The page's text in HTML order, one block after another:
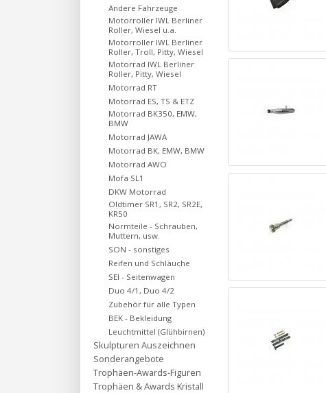
Andere Fahrzeuge
Motorroller IWL Berliner
Roller, Wiesel u.a.
Motorroller IWL Berliner
Roller, Troll, Pitty, Wiesel
Motorrad IWL Berliner
Roller, Pitty, Wiesel
Motorrad RT
Motorrad ES, TS & ETZ
Motorrad BK350, EMW,
BMW
Motorrad JAWA
Motorrad BK, EMW, BMW
Motorrad AWO
Mofa SL1
DKW Motorrad
Oldtimer SR1, SR2, SR2E,
KR50
Normteile - Schrauben,
Muttern, usw.
SON - sonstiges
Reifen und Schläuche
SEI - Seitenwagen
Duo 4/1, Duo 4/2
Zubehör für alle Typen
BEK - Bekleidung
Leuchtmittel (Glühbirnen)
Skulpturen Auszeichnen
Sonderangebote
Trophäen-Awards-Figuren
Trophäen & Awards Kristall